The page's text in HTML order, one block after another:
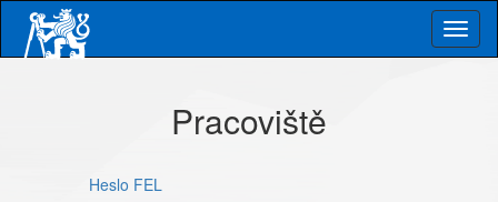
main
Pracoviště
Heslo FEL